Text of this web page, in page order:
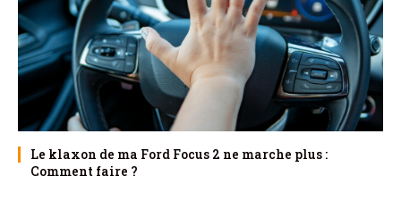
Le klaxon de ma Ford Focus 2 ne marche plus :
Comment faire ?